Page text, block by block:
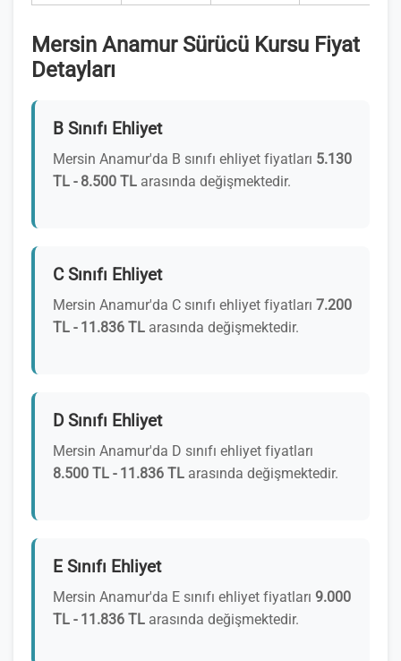
Mersin Anamur Sürücü Kursu Fiyat
Detayları
B Sınıfı Ehliyet
Mersin Anamur'da B sınıfı ehliyet fiyatları 5.130
TL - 8.500 TL arasında değişmektedir.
C Sınıfı Ehliyet
Mersin Anamur'da C sınıfı ehliyet fiyatları 7.200
TL - 11.836 TL arasında değişmektedir.
D Sınıfı Ehliyet
Mersin Anamur'da D sınıfı ehliyet fiyatları
8.500 TL - 11.836 TL arasında değişmektedir.
E Sınıfı Ehliyet
Mersin Anamur'da E sınıfı ehliyet fiyatları 9.000
TL - 11.836 TL arasında değişmektedir.